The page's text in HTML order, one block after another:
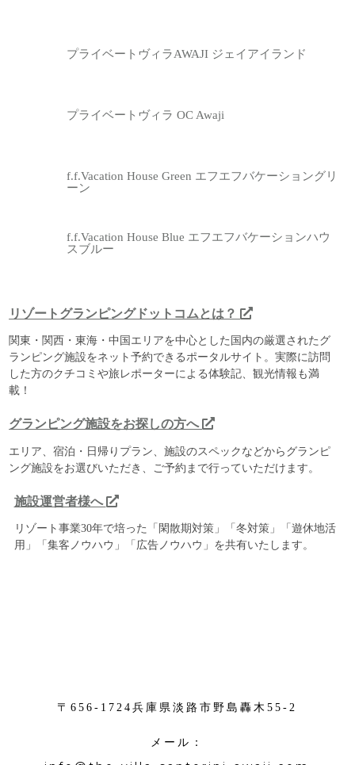
プライベートヴィラAWAJI ジェイアイランド
プライベートヴィラ OC Awaji
f.f.Vacation House Green エフエフバケーショングリ
ーン
f.f.Vacation House Blue エフエフバケーションハウ
スブルー
リゾートグランピングドットコムとは？
関東・関西・東海・中国エリアを中心とした国内の厳選されたグ
ランピング施設をネット予約できるポータルサイト。実際に訪問
した方のクチコミや旅レポーターによる体験記、観光情報も満
載！
グランピング施設をお探しの方へ
エリア、宿泊・日帰りプラン、施設のスペックなどからグランピ
ング施設をお選びいただき、ご予約まで行っていただけます。
施設運営者様へ
リゾート事業30年で培った「閑散期対策」「冬対策」「遊休地活
用」「集客ノウハウ」「広告ノウハウ」を共有いたします。
〒656-1724兵庫県淡路市野島轟木55-2
メール：